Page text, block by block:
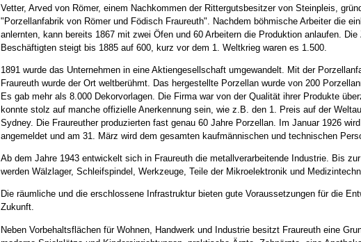
Vetter, Arved von Römer, einem Nachkommen der Rittergutsbesitzer von Steinpleis,
"Porzellanfabrik von Römer und Födisch Fraureuth". Nachdem böhmische Arbeiter die
anlernten, kann bereits 1867 mit zwei Öfen und 60 Arbeitern die Produktion anlaufen. Die
Beschäftigten steigt bis 1885 auf 600, kurz vor dem 1. Weltkrieg waren es 1.500.
1891 wurde das Unternehmen in eine Aktiengesellschaft umgewandelt. Mit der
Fraureuth wurde der Ort weltberühmt. Das hergestellte Porzellan wurde von 200
Es gab mehr als 8.000 Dekorvorlagen. Die Firma war von der Qualität ihrer Produkte
konnte stolz auf manche offizielle Anerkennung sein, wie z.B. den 1. Preis auf der
Sydney. Die Fraureuther produzierten fast genau 60 Jahre Porzellan. Im Januar 1926
angemeldet und am 31. März wird dem gesamten kaufmännischen und technischen
Ab dem Jahre 1943 entwickelt sich in Fraureuth die metallverarbeitende Industrie. Bis
werden Wälzlager, Schleifspindel, Werkzeuge, Teile der Mikroelektronik und
Die räumliche und die erschlossene Infrastruktur bieten gute Voraussetzungen für die
Zukunft.
Neben Vorbehaltsflächen für Wohnen, Handwerk und Industrie besitzt Fraureuth eine